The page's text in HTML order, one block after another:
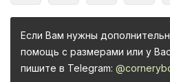
Если Вам нужны
помощь с размерами или у
пишите в Telegram: